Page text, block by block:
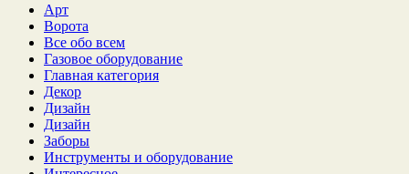
Арт
Ворота
Все обо всем
Газовое оборудование
Главная категория
Декор
Дизайн
Дизайн
Заборы
Инструменты и оборудование